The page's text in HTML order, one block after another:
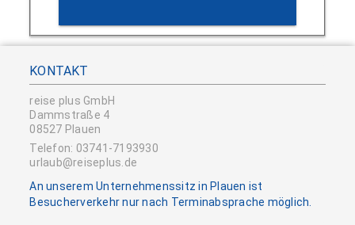
KONTAKT
reise plus GmbH
Dammstraße 4
08527 Plauen
Telefon: 03741-7193930
urlaub@reiseplus.de
An unserem Unternehmenssitz in Plauen ist
Besucherverkehr nur nach Terminabsprache möglich.